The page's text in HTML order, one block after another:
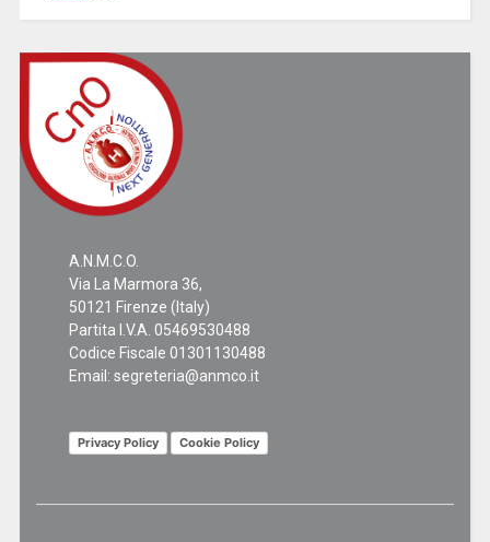
A.N.M.C.O.
Via La Marmora 36,
50121 Firenze (Italy)
Partita I.V.A. 05469530488
Codice Fiscale 01301130488
Email: segreteria@anmco.it
Privacy Policy Cookie Policy